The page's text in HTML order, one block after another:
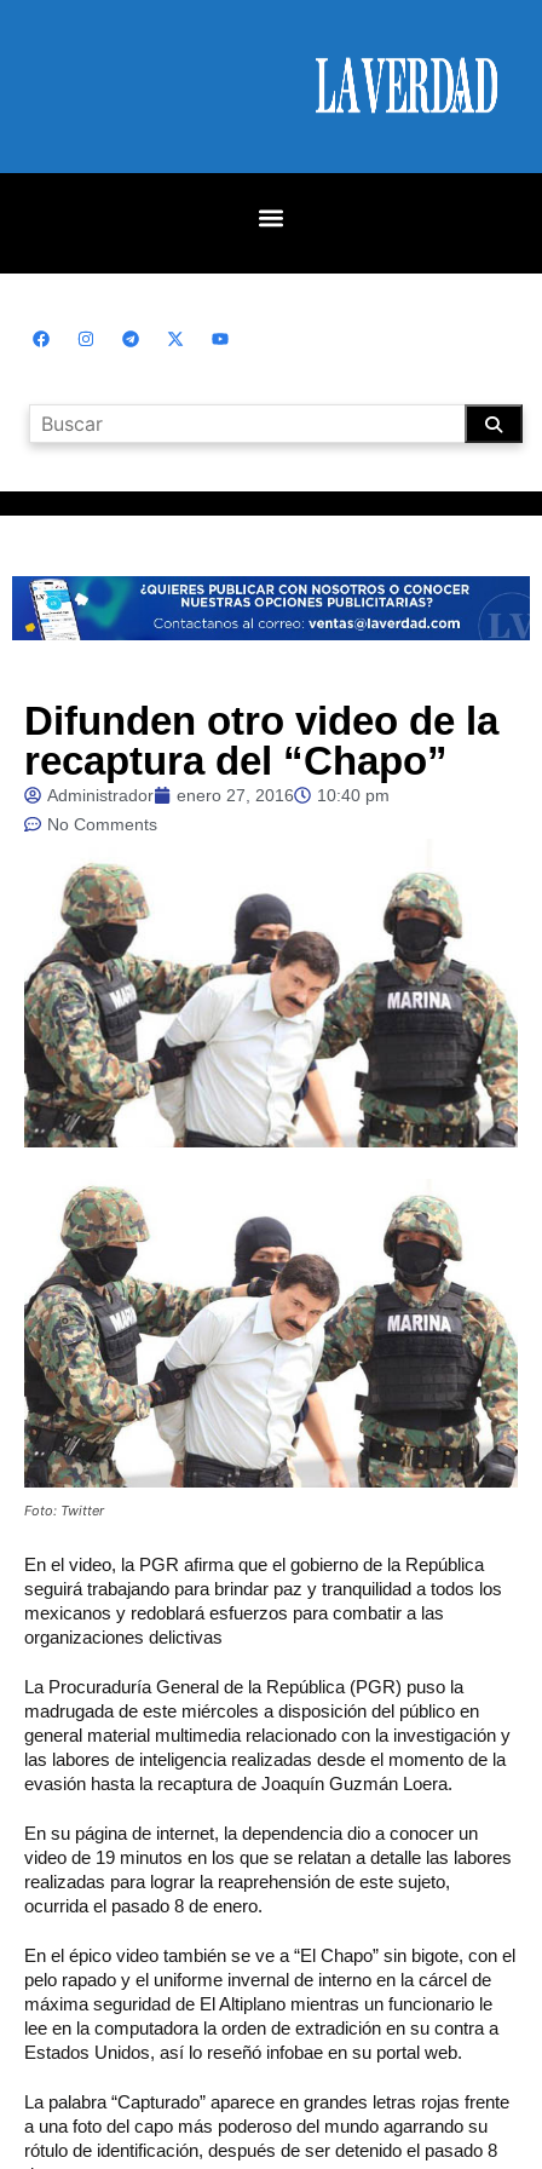
Difunden otro video de la
recaptura del “Chapo”
Administrador enero 27, 2016
10:40 pm
No Comments
Foto: Twitter
En el video, la PGR afirma que el gobierno de la República
seguirá trabajando para brindar paz y tranquilidad a todos los
mexicanos y redoblará esfuerzos para combatir a las
organizaciones delictivas
La Procuraduría General de la República (PGR) puso la
madrugada de este miércoles a disposición del público en
general material multimedia relacionado con la investigación y
las labores de inteligencia realizadas desde el momento de la
evasión hasta la recaptura de Joaquín Guzmán Loera.
En su página de internet, la dependencia dio a conocer un
video de 19 minutos en los que se relatan a detalle las labores
realizadas para lograr la reaprehensión de este sujeto,
ocurrida el pasado 8 de enero.
En el épico video también se ve a “El Chapo” sin bigote, con el
pelo rapado y el uniforme invernal de interno en la cárcel de
máxima seguridad de El Altiplano mientras un funcionario le
lee en la computadora la orden de extradición en su contra a
Estados Unidos, así lo reseñó infobae en su portal web.
La palabra “Capturado” aparece en grandes letras rojas frente
a una foto del capo más poderoso del mundo agarrando su
rótulo de identificación, después de ser detenido el pasado 8